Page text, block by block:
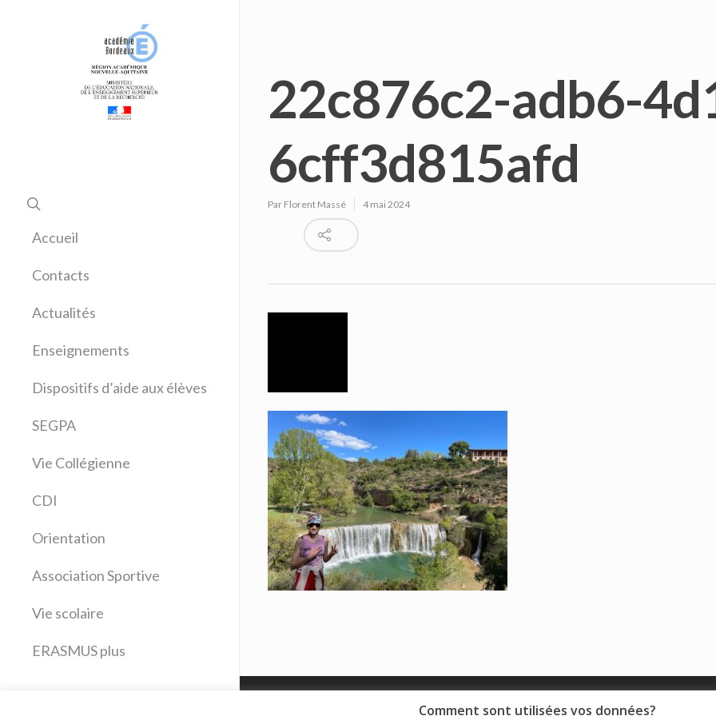
Accueil
Contacts
Actualités
Enseignements
Allemand
Anglais
Arts plastiques
Education musicale
Espagnol
Français
Latin
Sciences physiques
Technologie
Dispositifs d’aide aux élèves
SEGPA
Vie Collégienne
CDI
Orientation
Association Sportive
Vie scolaire
ERASMUS plus
22c876c2-adb6-
6cff3d815afd
Par Florent Massé 4 mai 2024
© 2018 - Collège Henri de Navarre |Mentions légales
Comment sont utilisées vos données?